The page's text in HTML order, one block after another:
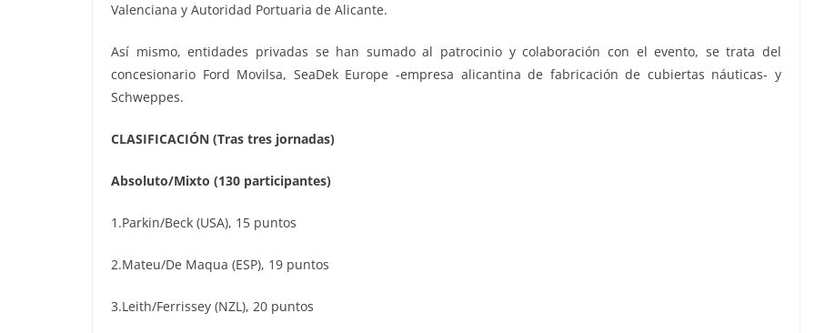
Valenciana y Autoridad Portuaria de Alicante.
Así mismo, entidades privadas se han sumado al patrocinio y colaboración con el evento, se trata del
concesionario Ford Movilsa, SeaDek Europe -empresa alicantina de fabricación de cubiertas náuticas- y
Schweppes.
CLASIFICACIÓN (Tras tres jornadas)
Absoluto/Mixto (130 participantes)
1.Parkin/Beck (USA), 15 puntos
2.Mateu/De Maqua (ESP), 19 puntos
3.Leith/Ferrissey (NZL), 20 puntos